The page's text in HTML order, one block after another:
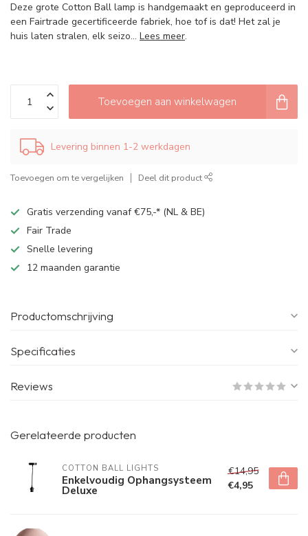
Deze grote Cotton Ball lamp is handgemaakt en geproduceerd in
een Fairtrade gecertificeerde fabriek, hoe tof is dat! Het zal je
huis laten stralen, elk seizo... Lees meer.
Toevoegen aan winkelwagen
Levering binnen 1-2 werkdagen
Toevoegen om te vergelijken Deel dit product
Gratis verzending vanaf €75,-* (NL & BE)
Fair Trade
Snelle levering
12 maanden garantie
Productomschrijving
Specificaties
Reviews
Gerelateerde producten
COTTON BALL LIGHTS
Enkelvoudig Ophangsysteem
Deluxe
€14,95
€4,95